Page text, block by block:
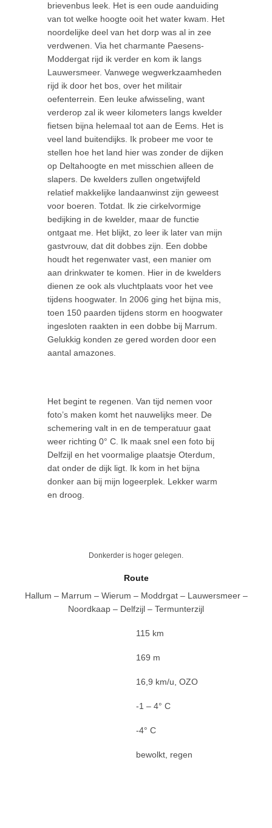
brievenbus leek. Het is een oude aanduiding
van tot welke hoogte ooit het water kwam. Het
noordelijke deel van het dorp was al in zee
verdwenen. Via het charmante Paesens-
Moddergat rijd ik verder en kom ik langs
Lauwersmeer. Vanwege wegwerkzaamheden
rijd ik door het bos, over het militair
oefenterrein. Een leuke afwisseling, want
verderop zal ik weer kilometers langs kwelder
fietsen bijna helemaal tot aan de Eems. Het is
veel land buitendijks. Ik probeer me voor te
stellen hoe het land hier was zonder de dijken
op Deltahoogte en met misschien alleen de
slapers. De kwelders zullen ongetwijfeld
relatief makkelijke landaanwinst zijn geweest
voor boeren. Totdat. Ik zie cirkelvormige
bedijking in de kwelder, maar de functie
ontgaat me. Het blijkt, zo leer ik later van mijn
gastvrouw, dat dit dobbes zijn. Een dobbe
houdt het regenwater vast, een manier om
aan drinkwater te komen. Hier in de kwelders
dienen ze ook als vluchtplaats voor het vee
tijdens hoogwater. In 2006 ging het bijna mis,
toen 150 paarden tijdens storm en hoogwater
ingesloten raakten in een dobbe bij Marrum.
Gelukkig konden ze gered worden door een
aantal amazones.
Het begint te regenen. Van tijd nemen voor
foto’s maken komt het nauwelijks meer. De
schemering valt in en de temperatuur gaat
weer richting 0° C. Ik maak snel een foto bij
Delfzijl en het voormalige plaatsje Oterdum,
dat onder de dijk ligt. Ik kom in het bijna
donker aan bij mijn logeerplek. Lekker warm
en droog.
Donkerder is hoger gelegen.
Route
Hallum – Marrum – Wierum – Moddrgat – Lauwersmeer –
Noordkaap – Delfzijl – Termunterzijl
115 km
169 m
16,9 km/u, OZO
-1 – 4° C
-4° C
bewolkt, regen